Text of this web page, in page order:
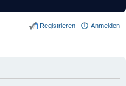
Anmelden
Registrieren